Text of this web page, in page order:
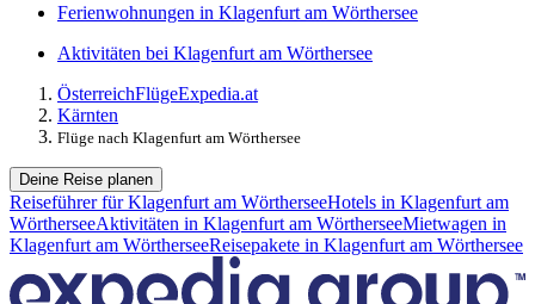
Ferienwohnungen in Klagenfurt am Wörthersee
Aktivitäten bei Klagenfurt am Wörthersee
ÖsterreichFlügeExpedia.at
Kärnten
Flüge nach Klagenfurt am Wörthersee
Deine Reise planen
Reiseführer für Klagenfurt am WörtherseeHotels in Klagenfurt am
WörtherseeAktivitäten in Klagenfurt am WörtherseeMietwagen in
Klagenfurt am WörtherseeReisepakete in Klagenfurt am Wörthersee